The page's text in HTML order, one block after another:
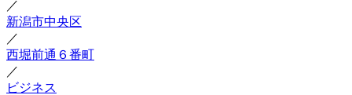
／
新潟市中央区
／
西堀前通６番町
／
ビジネス